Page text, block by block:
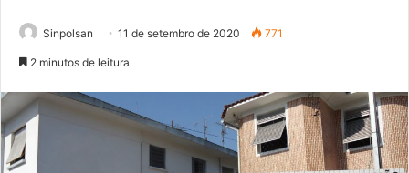
Sinpolsan 11 de setembro de 2020 771
2 minutos de leitura